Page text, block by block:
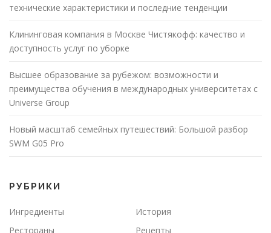
технические характеристики и последние тенденции
Клининговая компания в Москве Чистякофф: качество и
доступность услуг по уборке
Высшее образование за рубежом: возможности и
преимущества обучения в международных университетах с
Universe Group
Новый масштаб семейных путешествий: Большой разбор
SWM G05 Pro
РУБРИКИ
Ингредиенты
История
Рестораны
Рецепты